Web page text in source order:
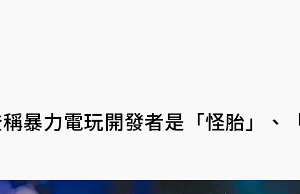
暴力電玩開發者是「怪胎」、